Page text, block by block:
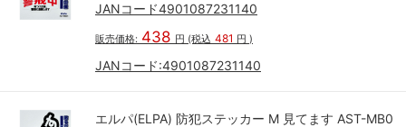
JANコード4901087231140
販売価格: 438 円 (税込 481 円 )
JANコード:4901087231140
エルパ(ELPA) 防犯ステッカー M 見てます AST-MB0